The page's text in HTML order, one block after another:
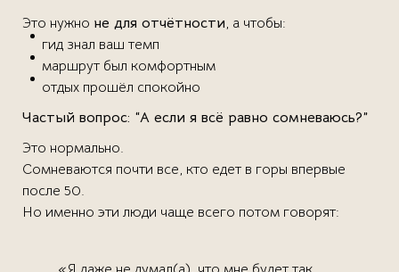
Это нужно не для отчётности, а чтобы:
гид знал ваш темп
маршрут был комфортным
отдых прошёл спокойно
Частый вопрос: “А если я всё равно сомневаюсь?”
Это нормально.
Сомневаются почти все, кто едет в горы впервые
после 50.
Но именно эти люди чаще всего потом говорят: